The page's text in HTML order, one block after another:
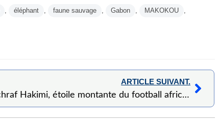
, éléphant , faune sauvage , Gabon , MAKOKOU ,
ARTICLE SUIVANT.
Achraf Hakimi, étoile montante du football africain, sacré meilleur joueur de l’année 2025